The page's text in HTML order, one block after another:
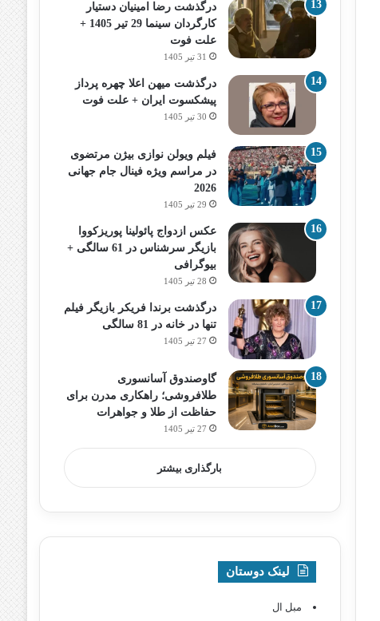
درگذشت رضا امینیان دستیار
کارگردان سینما 29 تیر 1405 +
علت فوت
31 تیر 1405
درگذشت میهن اعلا چهره پرداز
پیشکسوت ایران + علت فوت
30 تیر 1405
فیلم ویولن نوازی بیژن مرتضوی
در مراسم ویژه فینال جام جهانی
2026
29 تیر 1405
عکس ازدواج پائولینا پوریزکووا
بازیگر سرشناس در 61 سالگی +
بیوگرافی
28 تیر 1405
درگذشت برندا فریکر بازیگر فیلم
تنها در خانه در 81 سالگی
27 تیر 1405
گاوصندوق آسانسوری
طلافروشی؛ راهکاری مدرن برای
حفاظت از طلا و جواهرات
27 تیر 1405
بارگذاری بیشتر
لینک دوستان
مبل ال